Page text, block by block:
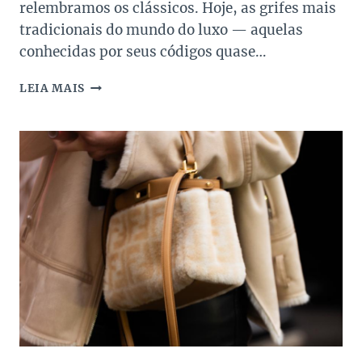
relembramos os clássicos. Hoje, as grifes mais
tradicionais do mundo do luxo — aquelas
conhecidas por seus códigos quase…
LEIA MAIS BOLSA
GRIFE:
POR
QUE
ELAS
VIRARAM
ITEM-
DESEJO
ANO
INTEIRO?